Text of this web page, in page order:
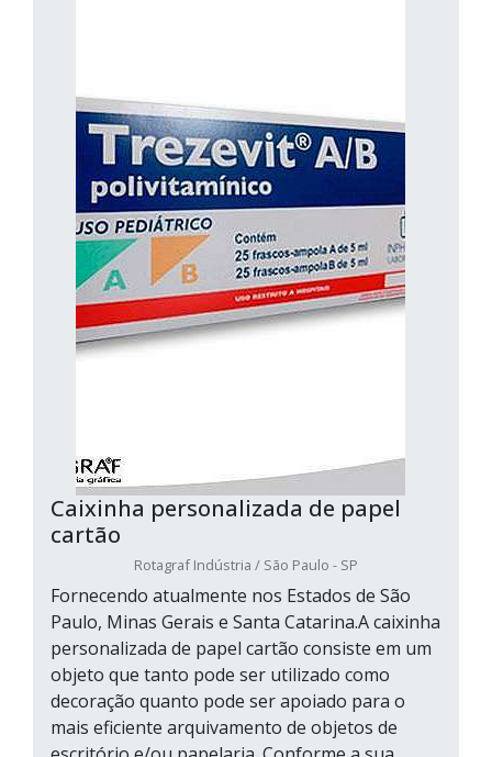
Caixinha personalizada de papel
cartão
Rotagraf Indústria / São Paulo - SP
Fornecendo atualmente nos Estados de São
Paulo, Minas Gerais e Santa Catarina.A caixinha
personalizada de papel cartão consiste em um
objeto que tanto pode ser utilizado como
decoração quanto pode ser apoiado para o
mais eficiente arquivamento de objetos de